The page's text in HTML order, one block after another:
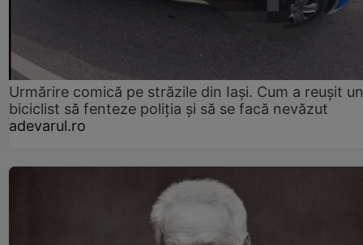
Urmărire comică pe străzile din Iași. Cum a reușit un
biciclist să fenteze poliția și să se facă nevăzut
adevarul.ro